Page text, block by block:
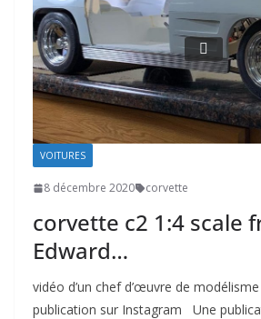
VOITURES
8 décembre 2020 corvette
corvette c2 1:4 scale
Edward…
vidéo d’un chef d’œuvre de
publication sur Instagram Une